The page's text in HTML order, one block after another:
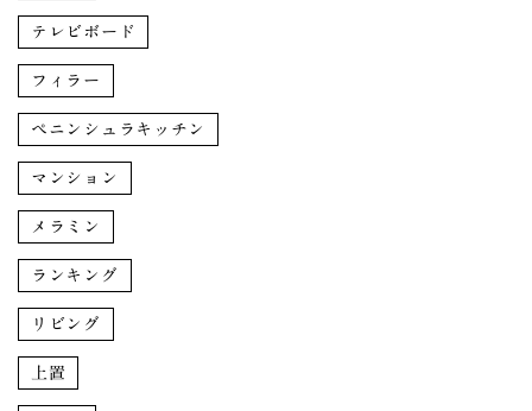
テレビボード
フィラー
ペニンシュラキッチン
マンション
メラミン
ランキング
リビング
上置